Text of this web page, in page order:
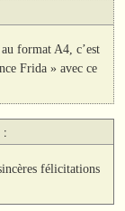
format A4, c’est
Frida » avec ce
:
félicitations